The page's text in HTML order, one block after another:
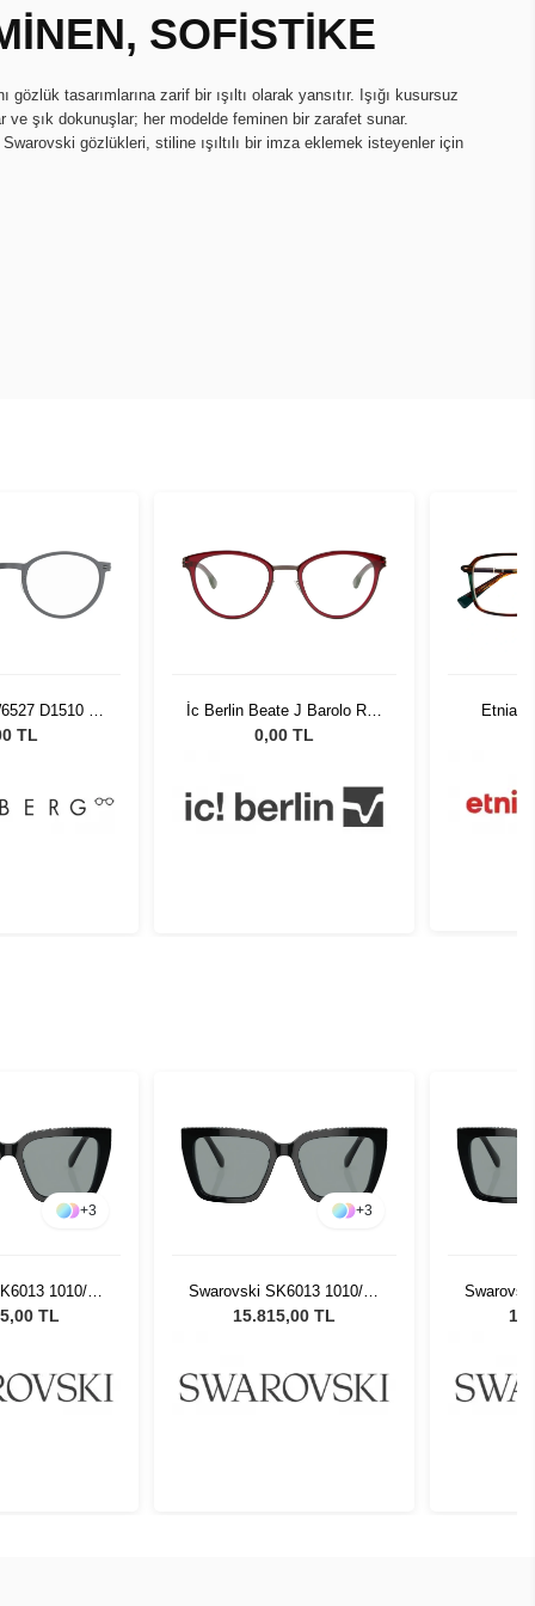
SOFİSTİKE
tasarımlarına zarif bir ışıltı olarak yansıtır. Işığı kusursuz
şık dokunuşlar; her modelde feminen bir zarafet sunar.
gözlükleri, stiline ışıltılı bir imza eklemek isteyenler için
D1510 48
TL
İc Berlin Beate J Barolo Red
Teak 49
0,00 TL
Etnia
+3
1010/54
Gözlüğü
TL
+3
Swarovski SK6013 1010/54
Kadın Güneş Gözlüğü
15.815,00 TL